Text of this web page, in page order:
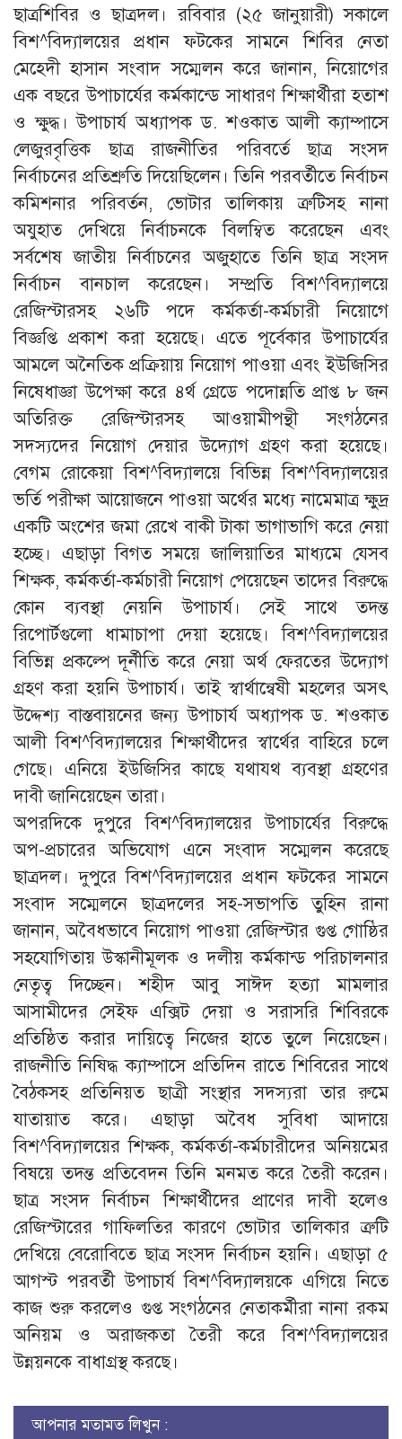
ছাত্রশিবির ও ছাত্রদল। রবিবার (২৫ জানুয়ারী) সকালে
বিশ^বিদ্যালয়ের প্রধান ফটকের সামনে শিবির নেতা
মেহেদী হাসান সংবাদ সম্মেলন করে জানান, নিয়োগের
এক বছরে উপাচার্যের কর্মকান্ডে সাধারণ শিক্ষার্থীরা হতাশ
ও ক্ষুদ্ধ। উপাচার্য অধ্যাপক ড. শওকাত আলী ক্যাম্পাসে
লেজুরবৃত্তিক ছাত্র রাজনীতির পরিবর্তে ছাত্র সংসদ
নির্বাচনের প্রতিশ্রুতি দিয়েছিলেন। তিনি পরবর্তীতে নির্বাচন
কমিশনার পরিবর্তন, ভোটার তালিকায় ত্রুটিসহ নানা
অযুহাত দেখিয়ে নির্বাচনকে বিলম্বিত করেছেন এবং
সর্বশেষ জাতীয় নির্বাচনের অজুহাতে তিনি ছাত্র সংসদ
নির্বাচন বানচাল করেছেন। সম্প্রতি বিশ^বিদ্যালয়ে
রেজিস্টারসহ ২৬টি পদে কর্মকর্তা-কর্মচারী নিয়োগে
বিজ্ঞপ্তি প্রকাশ করা হয়েছে। এতে পূর্বেকার উপাচার্যের
আমলে অনৈতিক প্রক্রিয়ায় নিয়োগ পাওয়া এবং ইউজিসির
নিষেধাজ্ঞা উপেক্ষা করে ৪র্থ গ্রেডে পদোন্নতি প্রাপ্ত ৮ জন
অতিরিক্ত রেজিস্টারসহ আওয়ামীপন্থী সংগঠনের
সদস্যদের নিয়োগ দেয়ার উদ্যোগ গ্রহণ করা হয়েছে।
বেগম রোকেয়া বিশ^বিদ্যালয়ে বিভিন্ন বিশ^বিদ্যালয়ের
ভর্তি পরীক্ষা আয়োজনে পাওয়া অর্থের মধ্যে নামেমাত্র ক্ষুদ্র
একটি অংশের জমা রেখে বাকী টাকা ভাগাভাগি করে নেয়া
হচ্ছে। এছাড়া বিগত সময়ে জালিয়াতির মাধ্যমে যেসব
শিক্ষক, কর্মকর্তা-কর্মচারী নিয়োগ পেয়েছেন তাদের বিরুদ্ধে
কোন ব্যবস্থা নেয়নি উপাচার্য। সেই সাথে তদন্ত
রিপোর্টগুলো ধামাচাপা দেয়া হয়েছে। বিশ^বিদ্যালয়ের
বিভিন্ন প্রকল্পে দূর্নীতি করে নেয়া অর্থ ফেরতের উদ্যোগ
গ্রহণ করা হয়নি উপাচার্য। তাই স্বার্থান্বেষী মহলের অসৎ
উদ্দেশ্য বাস্তবায়নের জন্য উপাচার্য অধ্যাপক ড. শওকাত
আলী বিশ^বিদ্যালয়ের শিক্ষার্থীদের স্বার্থের বাহিরে চলে
গেছে। এনিয়ে ইউজিসির কাছে যথাযথ ব্যবস্থা গ্রহণের
দাবী জানিয়েছেন তারা।
অপরদিকে দুপুরে বিশ^বিদ্যালয়ের উপাচার্যের বিরুদ্ধে
অপ-প্রচারের অভিযোগ এনে সংবাদ সম্মেলন করেছে
ছাত্রদল। দুপুরে বিশ^বিদ্যালয়ের প্রধান ফটকের সামনে
সংবাদ সম্মেলনে ছাত্রদলের সহ-সভাপতি তুহিন রানা
জানান, অবৈধভাবে নিয়োগ পাওয়া রেজিস্টার গুপ্ত গোষ্ঠির
সহযোগিতায় উস্কানীমূলক ও দলীয় কর্মকান্ড পরিচালনার
নেতৃত্ব দিচ্ছেন। শহীদ আবু সাঈদ হত্যা মামলার
আসামীদের সেইফ এক্সিট দেয়া ও সরাসরি শিবিরকে
প্রতিষ্ঠিত করার দায়িত্বে নিজের হাতে তুলে নিয়েছেন।
রাজনীতি নিষিদ্ধ ক্যাম্পাসে প্রতিদিন রাতে শিবিরের সাথে
বৈঠকসহ প্রতিনিয়ত ছাত্রী সংস্থার সদস্যরা তার রুমে
যাতায়াত করে। এছাড়া অবৈধ সুবিধা আদায়ে
বিশ^বিদ্যালয়ের শিক্ষক, কর্মকর্তা-কর্মচারীদের অনিয়মের
বিষয়ে তদন্ত প্রতিবেদন তিনি মনমত করে তৈরী করেন।
ছাত্র সংসদ নির্বাচন শিক্ষার্থীদের প্রাণের দাবী হলেও
রেজিস্টারের গাফিলতির কারণে ভোটার তালিকার ত্রুটি
দেখিয়ে বেরোবিতে ছাত্র সংসদ নির্বাচন হয়নি। এছাড়া ৫
আগস্ট পরবর্তী উপাচার্য বিশ^বিদ্যালয়কে এগিয়ে নিতে
কাজ শুরু করলেও গুপ্ত সংগঠনের নেতাকর্মীরা নানা রকম
অনিয়ম ও অরাজকতা তৈরী করে বিশ^বিদ্যালয়ের
উন্নয়নকে বাধাগ্রস্থ করছে।
আপনার মতামত লিখুন :